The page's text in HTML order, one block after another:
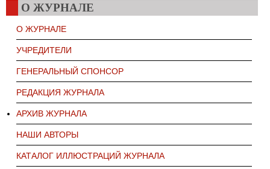
О ЖУРНАЛЕ
О ЖУРНАЛЕ
УЧРЕДИТЕЛИ
ГЕНЕРАЛЬНЫЙ СПОНСОР
РЕДАКЦИЯ ЖУРНАЛА
АРХИВ ЖУРНАЛА
НАШИ АВТОРЫ
КАТАЛОГ ИЛЛЮСТРАЦИЙ ЖУРНАЛА